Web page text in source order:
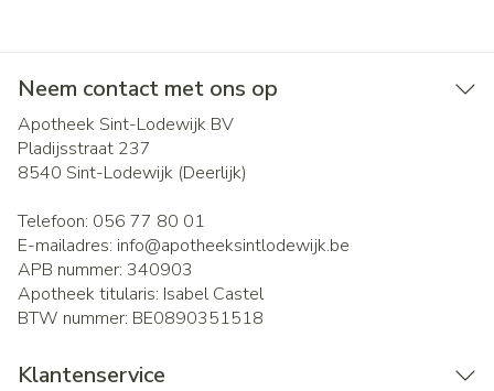
Neem contact met ons op
Apotheek Sint-Lodewijk BV
Pladijsstraat 237
8540 Sint-Lodewijk (Deerlijk)
Telefoon: 056 77 80 01
E-mailadres: info@apotheeksintlodewijk.be
APB nummer: 340903
Apotheek titularis: Isabel Castel
BTW nummer: BE0890351518
Klantenservice